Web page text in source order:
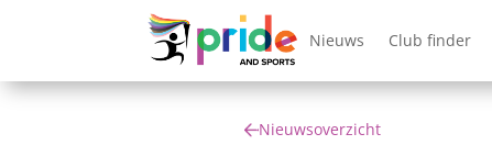
Nieuws Club finder
Nieuwsoverzicht